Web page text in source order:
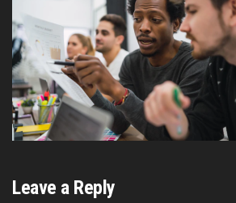
Leave a Reply